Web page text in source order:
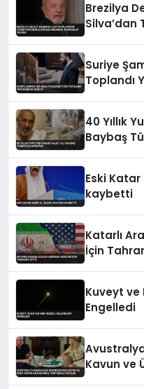
Brezilya
Silva’dan
Suriye
Toplandı
40 Yıllık
Baybaş
Eski Katar
kaybetti
Katarlı
İçin
Kuveyt ve
Engelledi
Kavun ve